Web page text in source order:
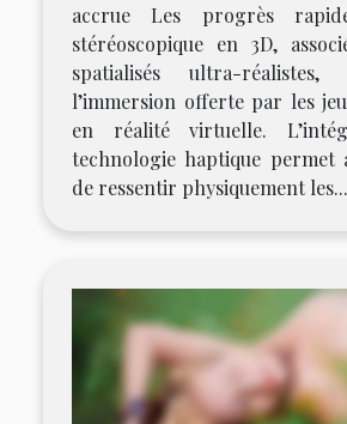
accrue Les progrès
stéréoscopique en 3D,
spatialisés ultra-réalistes,
l’immersion offerte par les
en réalité virtuelle.
technologie haptique permet
de ressentir physiquement les...